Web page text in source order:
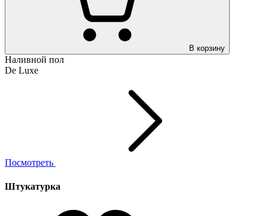
В корзину
Наливной пол
De Luxe
Посмотреть
Штукатурка